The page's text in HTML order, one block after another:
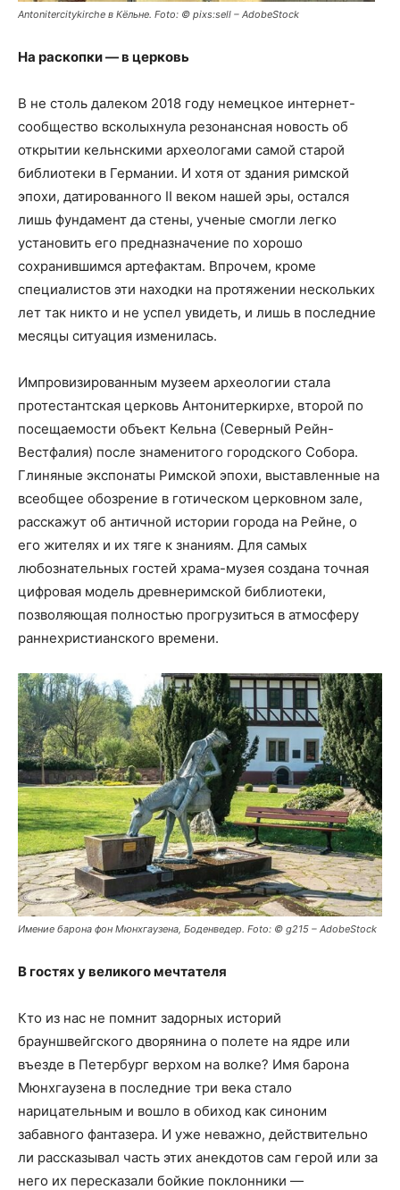
Antonitercitykirche в Кёльне. Foto: © pixs:sell – AdobeStock
На раскопки — в церковь
В не столь далеком 2018 году немецкое интернет-
сообщество всколыхнула резонансная новость об
открытии кельнскими археологами самой старой
библиотеки в Германии. И хотя от здания римской
эпохи, датированного II веком нашей эры, остался
лишь фундамент да стены, ученые смогли легко
установить его предназначение по хорошо
сохранившимся артефактам. Впрочем, кроме
специалистов эти находки на протяжении нескольких
лет так никто и не успел увидеть, и лишь в последние
месяцы ситуация изменилась.
Импровизированным музеем археологии стала
протестантская церковь Антонитеркирхе, второй по
посещаемости объект Кельна (Северный Рейн-
Вестфалия) после знаменитого городского Собора.
Глиняные экспонаты Римской эпохи, выставленные на
всеобщее обозрение в готическом церковном зале,
расскажут об античной истории города на Рейне, о
его жителях и их тяге к знаниям. Для самых
любознательных гостей храма-музея создана точная
цифровая модель древнеримской библиотеки,
позволяющая полностью прогрузиться в атмосферу
раннехристианского времени.
Имение барона фон Мюнхгаузена, Боденведер. Foto: © g215 – AdobeStock
В гостях у великого мечтателя
Кто из нас не помнит задорных историй
брауншвейгского дворянина о полете на ядре или
въезде в Петербург верхом на волке? Имя барона
Мюнх­гаузена в последние три века стало
нарицательным и вошло в обиход как синоним
забавного фантазера. И уже неважно, действительно
ли рассказывал часть этих анекдотов сам герой или за
него их пересказали бойкие поклонники —